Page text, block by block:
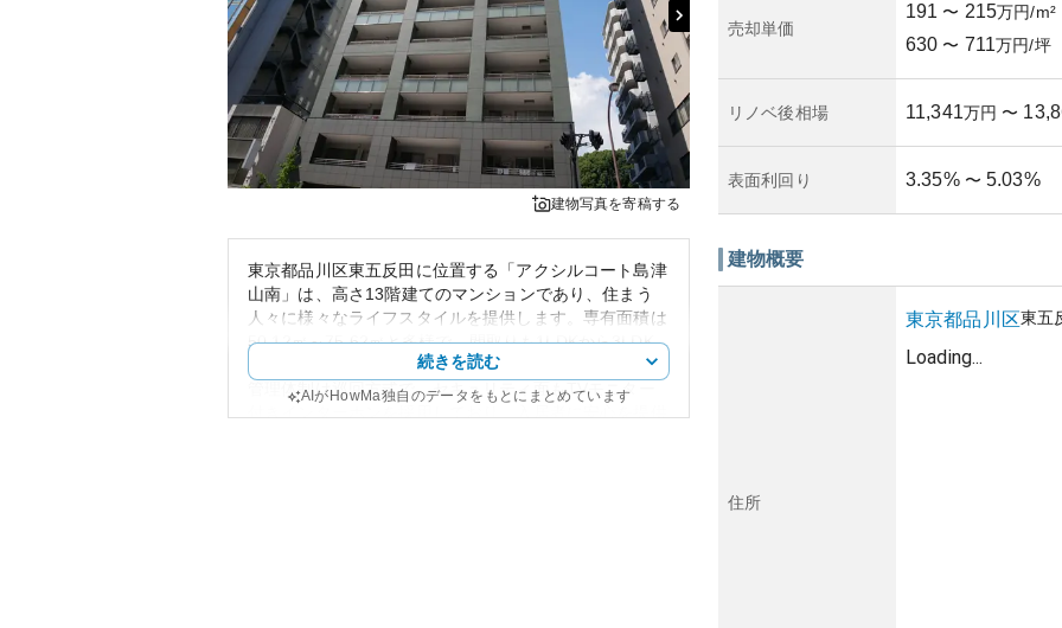
建物写真を寄稿する
東京都品川区東五反田に位置する「アクシルコート島津
山南」は、高さ13階建てのマンションであり、住まう
人々に様々なライフスタイルを提供します。専有面積は
50.12㎡～75.62㎡と多様で、間取りも1LDKから3LDK
と家族構成や生活スタイルに応じた選択肢があります。
管理体制は巡回方式で、セキュリティ面もTVモニター
続きを読む
AIがHowMa独自のデータをもとにまとめています
売却単価
191 〜 215万円/m²
630 〜 711万円/坪
リノベ後相場 11,341万円 〜
表面利回り 3.35% 〜 5.03%
建物概要
住所
東京都品川区東五
Loading...